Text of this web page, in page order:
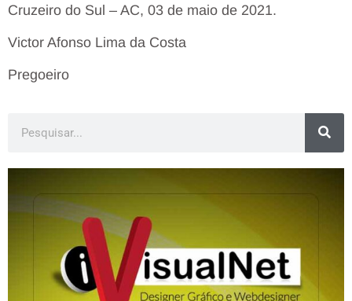
Cruzeiro do Sul – AC, 03 de maio de 2021.
Victor Afonso Lima da Costa
Pregoeiro